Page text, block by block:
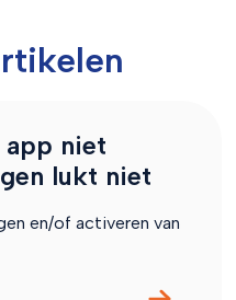
niet
lukt niet
en/of activeren van